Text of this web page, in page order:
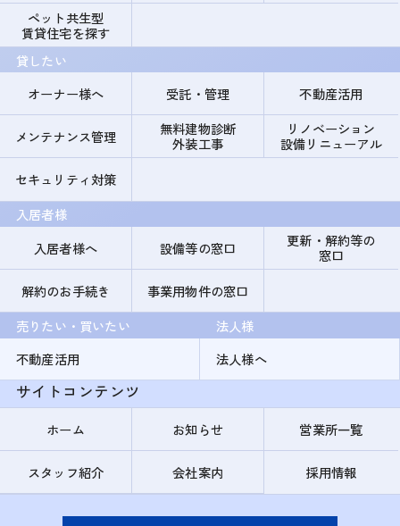
ペット共生型
賃貸住宅を探す
貸したい
オーナー様へ
受託・管理 不動産活用
メンテナンス管理
無料建物診断
外装工事
リノベーション
設備リニューアル
セキュリティ対策
入居者様
入居者様へ
設備等の窓口
更新・解約等の
窓口
解約のお手続き
事業用物件の窓口
売りたい・買いたい
不動産活用
法人様
法人様へ
サイトコンテンツ
ホーム お知らせ 営業所一覧
スタッフ紹介 会社案内 採用情報